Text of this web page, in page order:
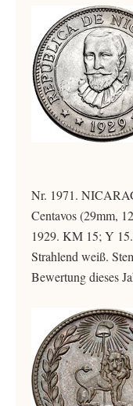
Nr. 1971.
Centavos (29mm,
1929. KM 15; Y
Strahlend weiß.
Bewertung dieses